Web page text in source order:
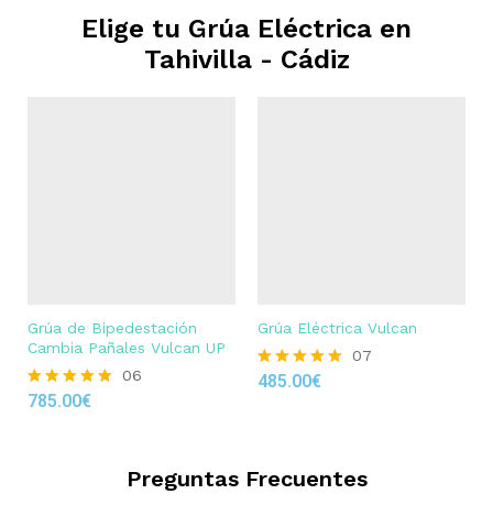
Elige tu Grúa Eléctrica en
Tahivilla - Cádiz
Grúa de Bipedestación
Cambia Pañales Vulcan UP
Rated
06
785.00€
Grúa Eléctrica Vulcan
Rated
07
485.00€
Preguntas Frecuentes